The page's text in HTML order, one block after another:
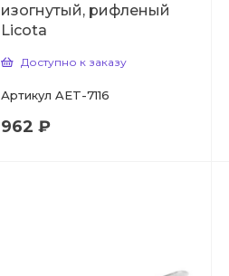
изогнутый, рифленый
Licota
Доступно к заказу
Артикул AET-7116
962 ₽